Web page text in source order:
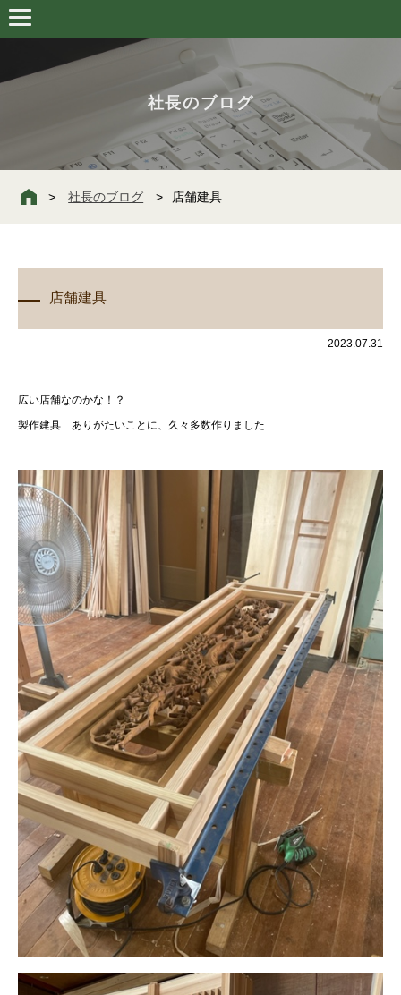
社長のブログ
社長のブログ 店舗建具
店舗建具
2023.07.31
広い店舗なのかな！？
製作建具 ありがたいことに、久々多数作りました